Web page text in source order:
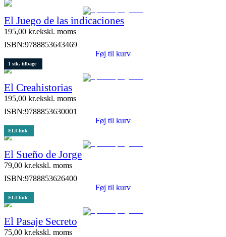
El Juego de las indicaciones
195,00 kr.ekskl. moms
ISBN:9788853643469
Føj til kurv
1 stk. tilbage
El Creahistorias
195,00 kr.ekskl. moms
ISBN:9788853630001
Føj til kurv
ELI link
El Sueño de Jorge
79,00 kr.ekskl. moms
ISBN:9788853626400
Føj til kurv
ELI link
El Pasaje Secreto
75,00 kr.ekskl. moms